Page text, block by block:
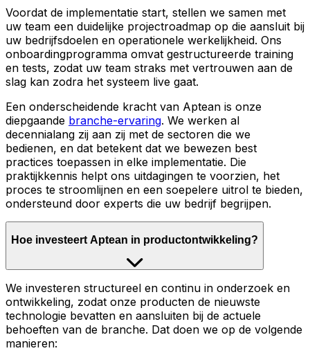
Voordat de implementatie start, stellen we samen met
uw team een duidelijke projectroadmap op die aansluit bij
uw bedrijfsdoelen en operationele werkelijkheid. Ons
onboardingprogramma omvat gestructureerde training
en tests, zodat uw team straks met vertrouwen aan de
slag kan zodra het systeem live gaat.
Een onderscheidende kracht van Aptean is onze
diepgaande branche-ervaring. We werken al
decennialang zij aan zij met de sectoren die we
bedienen, en dat betekent dat we bewezen best
practices toepassen in elke implementatie. Die
praktijkkennis helpt ons uitdagingen te voorzien, het
proces te stroomlijnen en een soepelere uitrol te bieden,
ondersteund door experts die uw bedrijf begrijpen.
Hoe investeert Aptean in productontwikkeling?
We investeren structureel en continu in onderzoek en
ontwikkeling, zodat onze producten de nieuwste
technologie bevatten en aansluiten bij de actuele
behoeften van de branche. Dat doen we op de volgende
manieren: